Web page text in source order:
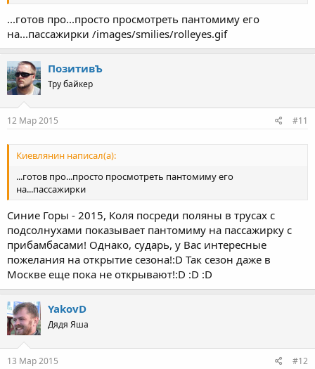
...готов про...просто просмотреть пантомиму его
на...пассажирки /images/smilies/rolleyes.gif
ПозитивЪ
Тру байкер
12 Мар 2015 #11
Киевлянин написал(а):
...готов про...просто просмотреть пантомиму его
на...пассажирки
Синие Горы - 2015, Коля посреди поляны в трусах с
подсолнухами показывает пантомиму на пассажирку с
прибамбасами! Однако, сударь, у Вас интересные
пожелания на открытие сезона!:D Так сезон даже в
Москве еще пока не открывают!:D :D :D
YakovD
Дядя Яша
13 Мар 2015 #12